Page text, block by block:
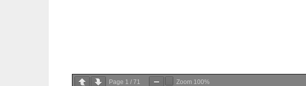
Page 1 / 71 Zoom 100%